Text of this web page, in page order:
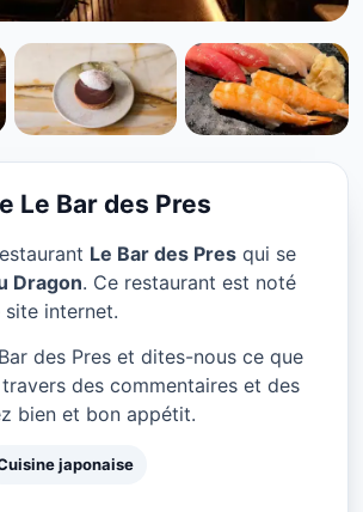
Pres à Paris
Le Bar des Pres
Le Bar des Pres qui se
Dragon. Ce restaurant est noté
internet.
des Pres et dites-nous ce que
des commentaires et des
bien et bon appétit.
japonaise